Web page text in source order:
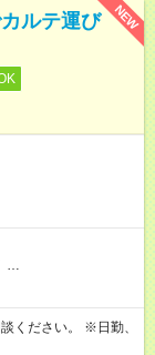
NEW
ルテ運び
…